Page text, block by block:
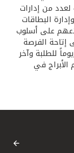
لعدد من إدارات
البطاقات
على أسلوب
إتاحة الفرصة
للطلبة وآخر
في